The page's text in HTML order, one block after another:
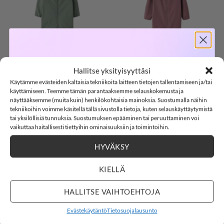
Hallitse yksityisyyttäsi
Käytämme evästeiden kaltaisia tekniikoita laitteen tietojen tallentamiseen ja/tai
käyttämiseen. Teemme tämän parantaaksemme selauskokemusta ja
näyttääksemme (muita kuin) henkilökohtaisia mainoksia. Suostumalla näihin
tekniikoihin voimme käsitellä tällä sivustolla tietoja, kuten selauskäyttäytymistä
tai yksilöllisiä tunnuksia. Suostumuksen epääminen tai peruuttaminen voi
vaikuttaa haitallisesti tiettyihin ominaisuuksiin ja toimintoihin.
HYVÄKSY
KIELLÄ
HALLITSE VAIHTOEHTOJA
EvästekäytäntöTietosuojalausunto
SUOSIKKEIHIN
NAME IT
NMMALFA08 MAGIC
softshell-haalari,
Laurel Wreath
54,99
SUOSIKKEIHIN
NAME IT NMFALFA08
MAGIC softshell-
haalari, Wistful Mauve
54,99
80 86 92
110
Clear
SOFTSHELL
-15%
15% ALENNUS KOODILLA:SOFTSHELL15
Countdown ends in:
0307
hours
::43
43
minutes
:12